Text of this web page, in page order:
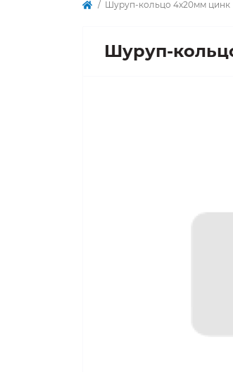
Шуруп-кольцо 4х20мм цинк
Шуруп-